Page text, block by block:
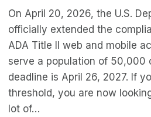
On April 20, 2026, the U.S.
officially extended the
ADA Title II web and mobile
serve a population of 50,000
deadline is April 26, 2027. If
threshold, you are now
lot of…